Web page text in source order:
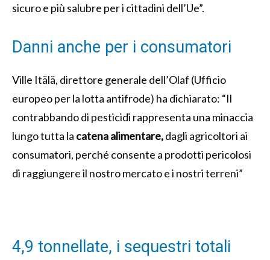
sicuro e più salubre per i cittadini dell’Ue”.
Danni anche per i consumatori
Ville Itälä, direttore generale dell’Olaf (Ufficio
europeo per la lotta antifrode) ha dichiarato: “Il
contrabbando di pesticidi rappresenta una minaccia
lungo tutta la catena alimentare,dagli agricoltori ai
consumatori, perché consente a prodotti pericolosi
di raggiungere il nostro mercato e i nostri terreni”
4,9 tonnellate, i sequestri totali